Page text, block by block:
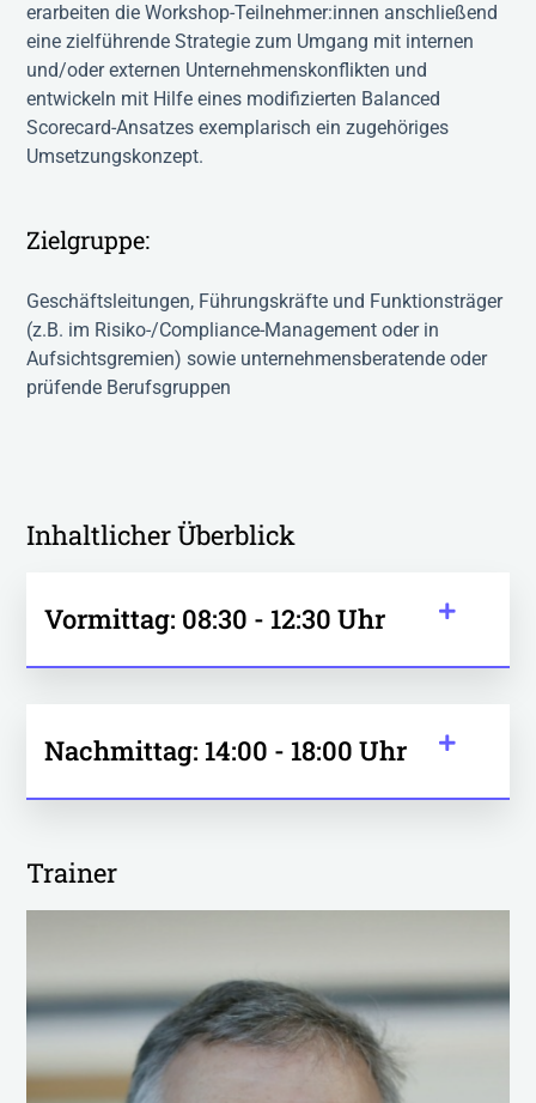
erarbeiten die Workshop-Teilnehmer:innen anschließend
eine zielführende Strategie zum Umgang mit internen
und/oder externen Unternehmenskonflikten und
entwickeln mit Hilfe eines modifizierten Balanced
Scorecard-Ansatzes exemplarisch ein zugehöriges
Umsetzungskonzept.
Zielgruppe:
Geschäftsleitungen, Führungskräfte und Funktionsträger
(z.B. im Risiko-/Compliance-Management oder in
Aufsichtsgremien) sowie unternehmensberatende oder
prüfende Berufsgruppen
Inhaltlicher Überblick
Vormittag: 08:30 - 12:30 Uhr
Nachmittag: 14:00 - 18:00 Uhr
Trainer